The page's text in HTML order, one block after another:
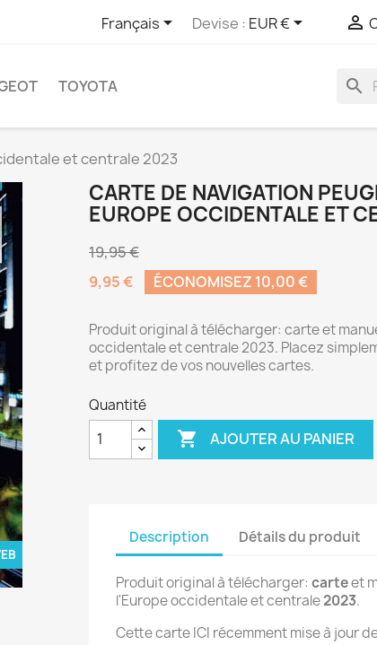
Français Devise : EUR € 
search
TOYOTA
et centrale 2023
CARTE DE NAVIGATION
EUROPE OCCIDENTALE ET
19,95 €
9,95 €
ÉCONOMISEZ 10,00 €
Produit original à télécharger: carte et
occidentale et centrale 2023. Placez
et profitez de vos nouvelles cartes.
Quantité
 AJOUTER AU PANIER
Description Détails du produit
Produit original à télécharger: carteet
l'Europe occidentale et centrale2023.
Cette carte ICI récemment mise à jour